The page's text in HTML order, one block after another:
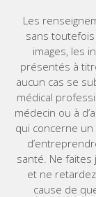
Les
sans toutefois
images, les
présentés à
aucun cas se
médical
médecin ou à
qui concerne
santé. Ne faites
et ne
cause de